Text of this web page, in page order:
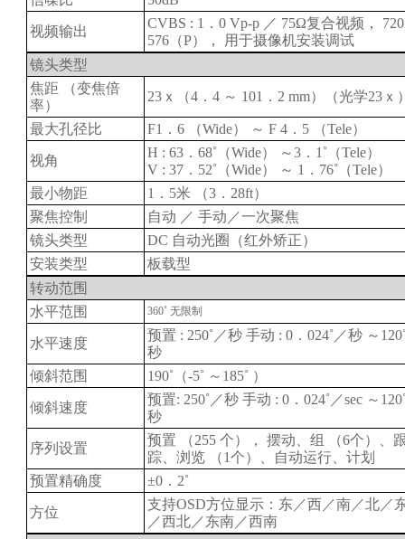
视频输出
CVBS : 1．0 Vp-p ／ 75Ω复合视频，
576（P）， 用于摄像机安装调试
镜头类型
焦距 （变焦倍
率）
23ｘ（4．4 ～ 101．2 mm）（光学23ｘ
最大孔径比 F1．6 （Wide） ～ F 4．5 （Tele）
视角
H : 63．68˚（Wide） ～3．1˚（Tele）
V : 37．52˚（Wide） ～ 1．76˚（Tele）
最小物距
1．5米 （3．28ft）
聚焦控制
自动 ／ 手动／一次聚焦
镜头类型
DC 自动光圈（红外矫正）
安装类型
板载型
转动范围
水平范围
360˚ 无限制
水平速度
预置 : 250˚／秒 手动 : 0．024˚／秒 ～
秒
倾斜范围
190˚（-5˚ ～185˚ ）
倾斜速度
预置: 250˚／秒 手动 : 0．024˚／sec ～
秒
序列设置
预置 （255 个）， 摆动、组 （6个）、
踪、浏览 （1个）、自动运行、计划
预置精确度
±0．2˚
方位
支持OSD方位显示：东／西／南／北／
／西北／东南／西南